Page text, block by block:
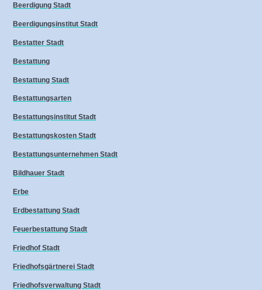
Beerdigung Stadt
Beerdigungsinstitut Stadt
Bestatter Stadt
Bestattung
Bestattung Stadt
Bestattungsarten
Bestattungsinstitut Stadt
Bestattungskosten Stadt
Bestattungsunternehmen Stadt
Bildhauer Stadt
Erbe
Erdbestattung Stadt
Feuerbestattung Stadt
Friedhof Stadt
Friedhofsgärtnerei Stadt
Friedhofsverwaltung Stadt